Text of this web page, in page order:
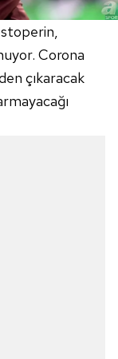
stoperin,
Corona
çıkaracak